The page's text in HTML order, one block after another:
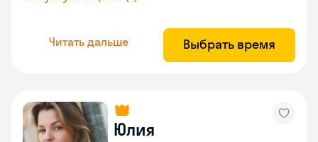
Читать дальше Выбрать время
Юлия